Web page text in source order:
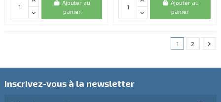
Ajouter au
panier
Ajouter au
panier
1 2
Inscrivez-vous à la newsletter